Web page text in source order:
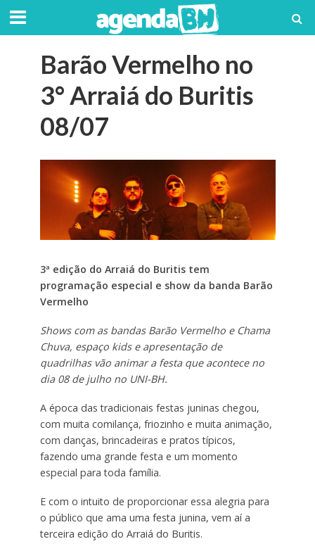
Barão Vermelho no
3° Arraiá do Buritis
08/07
3ª edição do Arraiá do Buritis tem
programação especial e show da banda Barão
Vermelho
Shows com as bandas Barão Vermelho e Chama
Chuva, espaço kids e apresentação de
quadrilhas vão animar a festa que acontece no
dia 08 de julho no UNI-BH.
A época das tradicionais festas juninas chegou,
com muita comilança, friozinho e muita animação,
com danças, brincadeiras e pratos típicos,
fazendo uma grande festa e um momento
especial para toda família.
E com o intuito de proporcionar essa alegria para
o público que ama uma festa junina, vem aí a
terceira edição do Arraiá do Buritis.